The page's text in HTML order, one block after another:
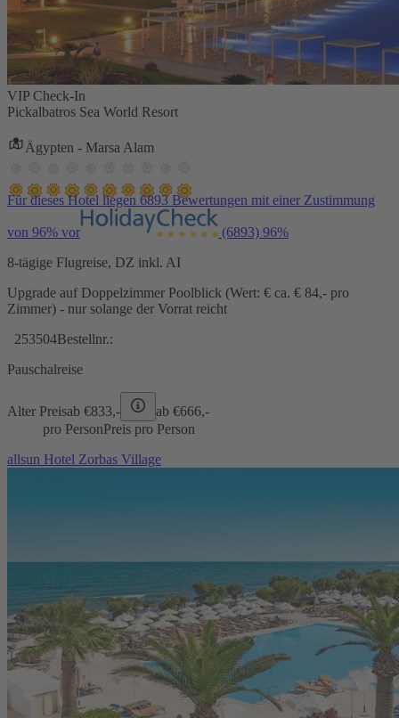
VIP Check-In
Pickalbatros Sea World Resort
Ägypten - Marsa Alam
Für dieses Hotel liegen 6893 Bewertungen mit einer Zustimmung
von 96% vor (6893) 96%
8-tägige Flugreise, DZ inkl. AI
Upgrade auf Doppelzimmer Poolblick (Wert: € ca. € 84,- pro
Zimmer) - nur solange der Vorrat reicht
253504Bestellnr.:
Pauschalreise
Alter Preisab €833,- ab €666,-
pro PersonPreis pro Person
allsun Hotel Zorbas Village